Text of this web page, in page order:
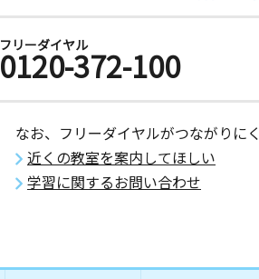
フリーダイヤル
0120-372-100
なお、フリーダイヤルがつながりに
近くの教室を案内してほしい
学習に関するお問い合わせ